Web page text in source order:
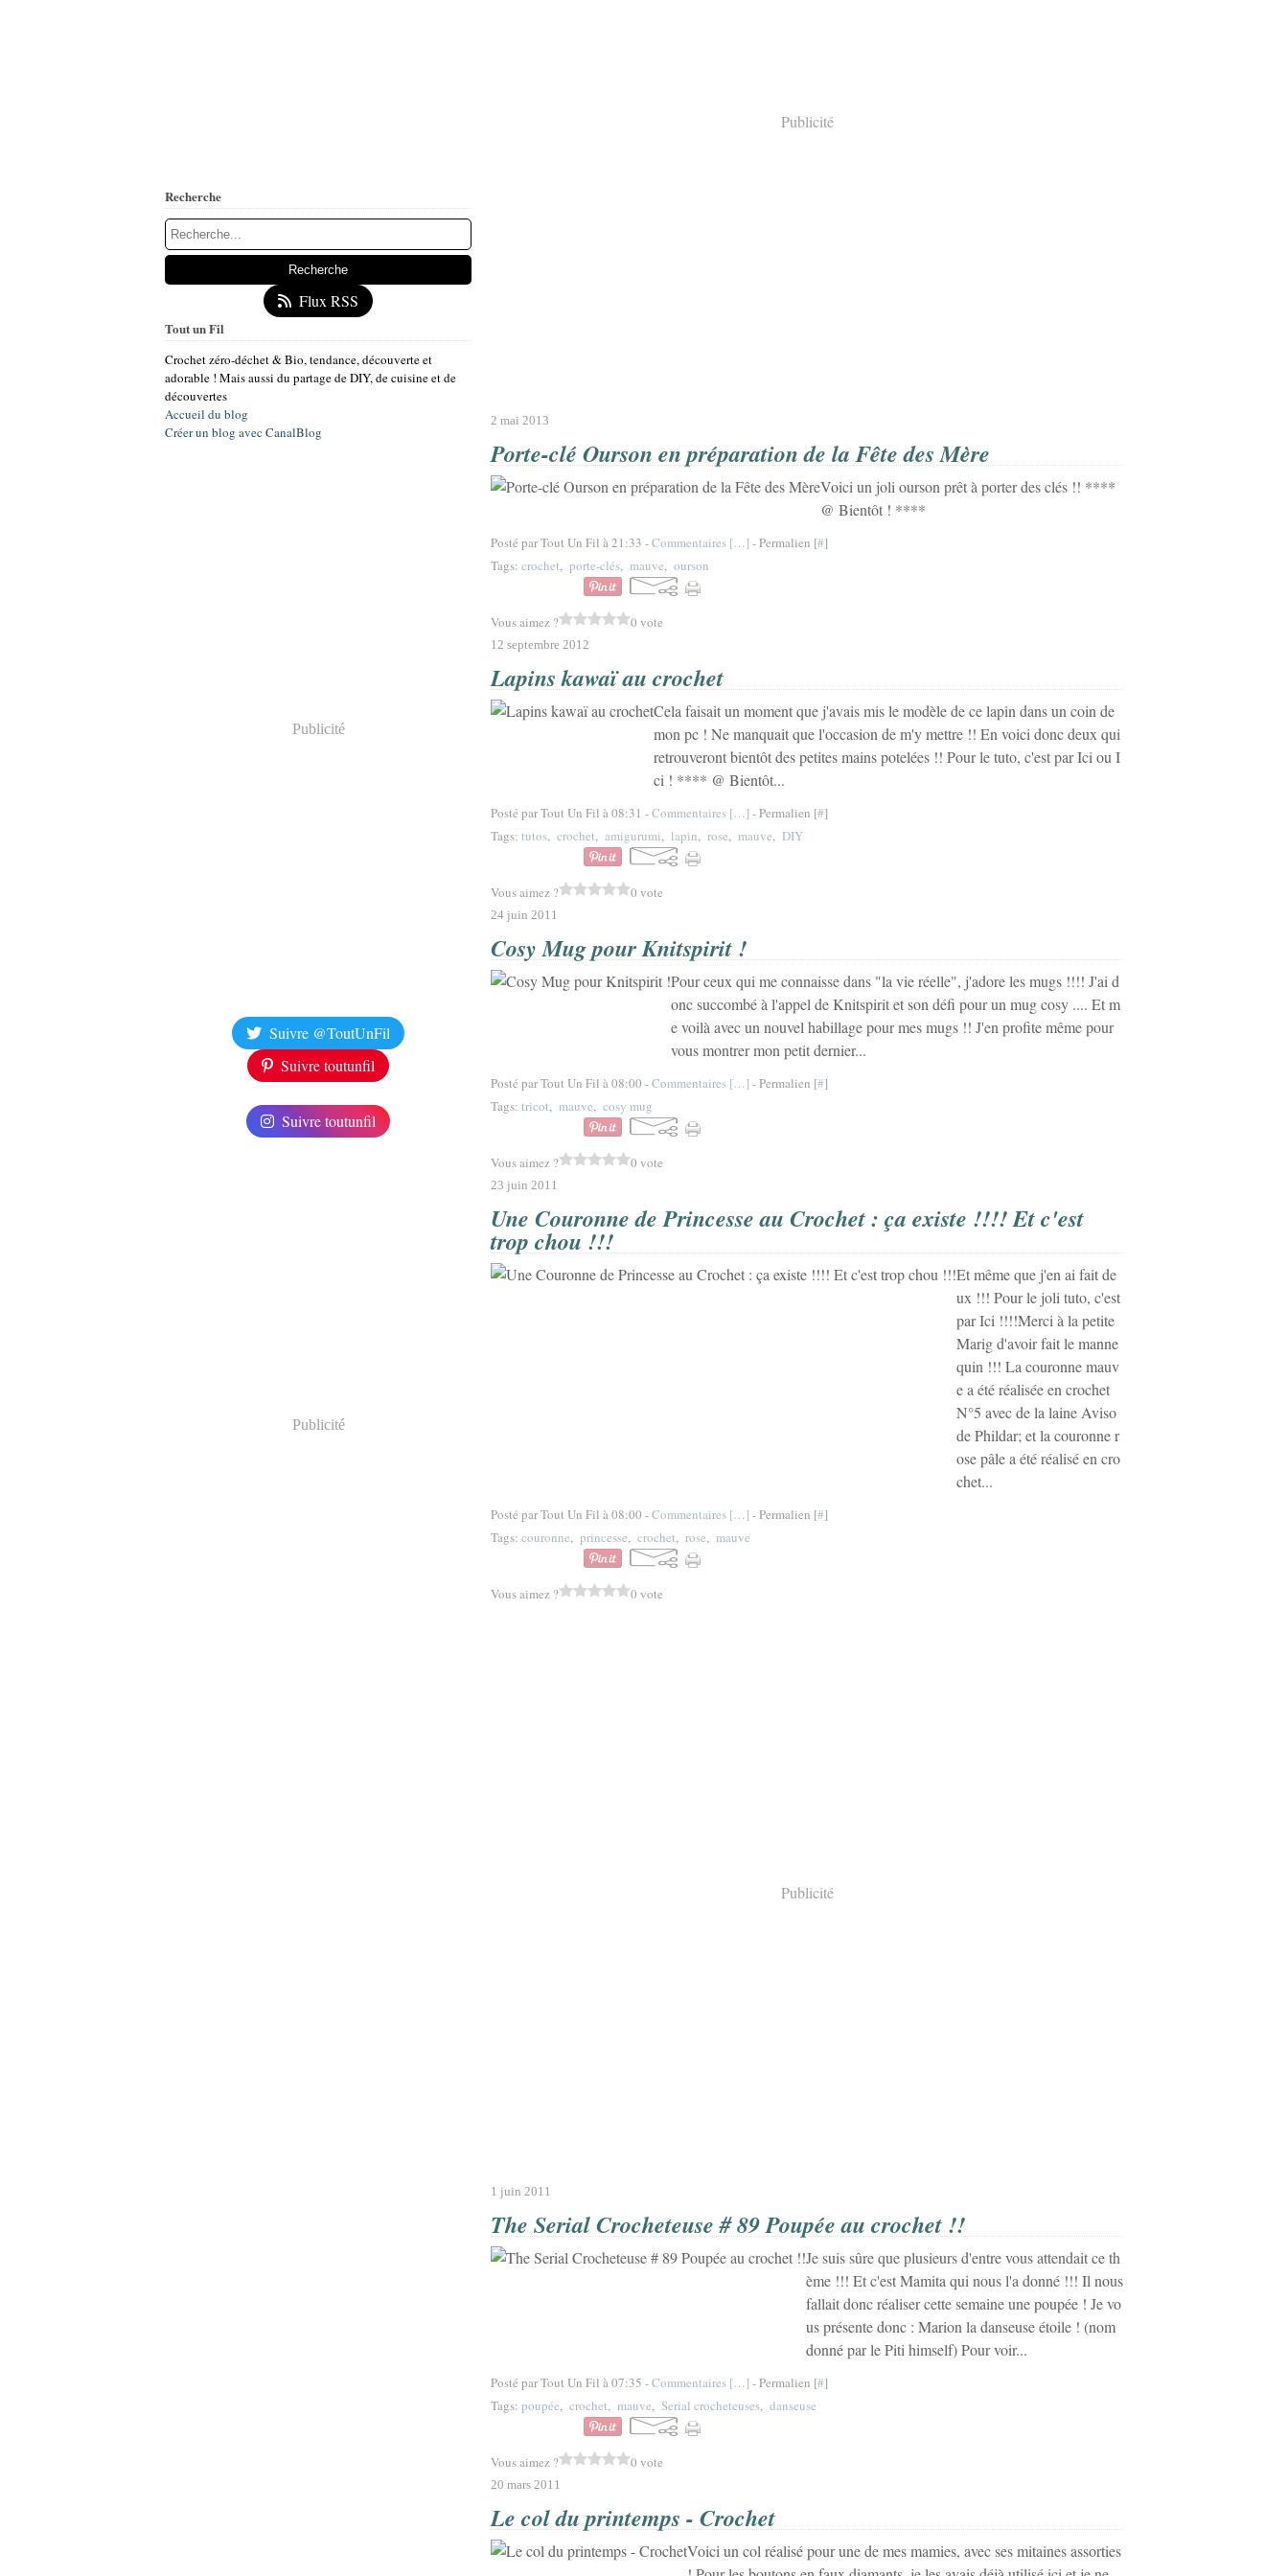
Recherche
Flux RSS
Tout un Fil
Crochet zéro-déchet & Bio, tendance, découverte et
adorable ! Mais aussi du partage de DIY, de cuisine et de
découvertes
Accueil du blog
Créer un blog avec CanalBlog
Publicité
Suivre @ToutUnFil
Suivre toutunfil
Suivre toutunfil
Publicité
Publicité
2 mai 2013
Porte-clé Ourson en préparation de la Fête des Mère
Voici un joli ourson prêt à porter des clés !! ****
@ Bientôt ! ****
Posté par Tout Un Fil à 21:33 -Commentaires […] - Permalien [#]
Tags: crochet, porte-clés, mauve, ourson
Vous aimez ? 0 vote
12 septembre 2012
Lapins kawaï au crochet
Cela faisait un moment que j'avais mis le modèle de ce lapin dans un coin de
mon pc ! Ne manquait que l'occasion de m'y mettre !! En voici donc deux qui
retrouveront bientôt des petites mains potelées !! Pour le tuto, c'est par Ici ou I
ci ! **** @ Bientôt...
Posté par Tout Un Fil à 08:31 -Commentaires […] - Permalien [#]
Tags: tutos, crochet, amigurumi, lapin, rose, mauve, DIY
Vous aimez ? 0 vote
24 juin 2011
Cosy Mug pour Knitspirit !
Pour ceux qui me connaisse dans "la vie réelle", j'adore les mugs !!!! J'ai d
onc succombé à l'appel de Knitspirit et son défi pour un mug cosy .... Et m
e voilà avec un nouvel habillage pour mes mugs !! J'en profite même pour
vous montrer mon petit dernier...
Posté par Tout Un Fil à 08:00 -Commentaires […] - Permalien [#]
Tags: tricot, mauve, cosy mug
Vous aimez ? 0 vote
23 juin 2011
Une Couronne de Princesse au Crochet : ça existe !!!! Et c'est
trop chou !!!
Et même que j'en ai fait de
ux !!! Pour le joli tuto, c'est
par Ici !!!!Merci à la petite
Marig d'avoir fait le manne
quin !!! La couronne mauv
e a été réalisée en crochet
N°5 avec de la laine Aviso
de Phildar; et la couronne r
ose pâle a été réalisé en cro
chet...
Posté par Tout Un Fil à 08:00 -Commentaires […] - Permalien [#]
Tags: couronne, princesse, crochet, rose, mauve
Vous aimez ? 0 vote
Publicité
1 juin 2011
The Serial Crocheteuse # 89 Poupée au crochet !!
Je suis sûre que plusieurs d'entre vous attendait ce th
ème !!! Et c'est Mamita qui nous l'a donné !!! Il nous
fallait donc réaliser cette semaine une poupée ! Je vo
us présente donc : Marion la danseuse étoile ! (nom
donné par le Piti himself) Pour voir...
Posté par Tout Un Fil à 07:35 -Commentaires […] - Permalien [#]
Tags: poupée, crochet, mauve, Serial crocheteuses, danseuse
Vous aimez ? 0 vote
20 mars 2011
Le col du printemps - Crochet
Voici un col réalisé pour une de mes mamies, avec ses mitaines assorties